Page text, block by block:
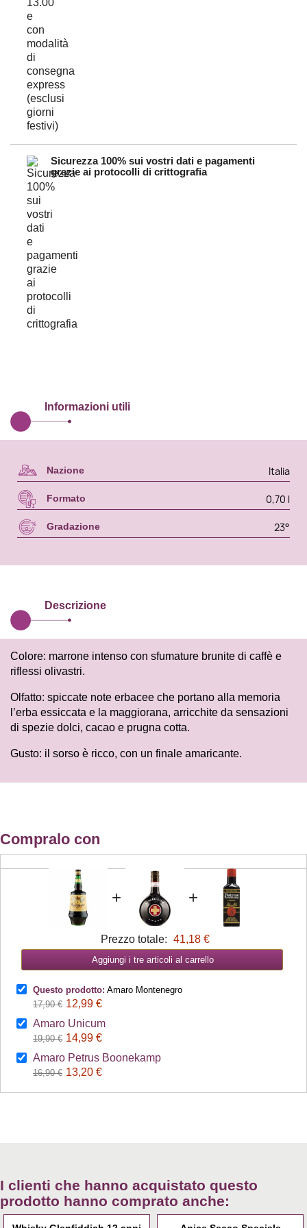
Sicurezza 100% sui vostri dati e pagamenti
grazie ai protocolli di crittografia
Informazioni utili
Nazione Italia
Formato 0,70 l
Gradazione 23°
Descrizione
Colore: marrone intenso con sfumature brunite di caffè e
riflessi olivastri.
Olfatto: spiccate note erbacee che portano alla memoria
l’erba essiccata e la maggiorana, arricchite da sensazioni
di spezie dolci, cacao e prugna cotta.
Gusto: il sorso è ricco, con un finale amaricante.
Compralo con
+ +
Prezzo totale: 41,18 €
Aggiungi i tre articoli al carrello
Questo prodotto: Amaro Montenegro
17,90 € 12,99 €
Amaro Unicum
19,90 € 14,99 €
Amaro Petrus Boonekamp
16,90 € 13,20 €
I clienti che hanno acquistato questo
prodotto hanno comprato anche: